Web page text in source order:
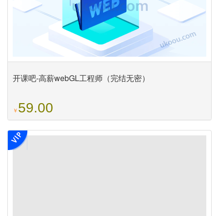
开课吧-高薪webGL工程师（完结无密）
￥59.00